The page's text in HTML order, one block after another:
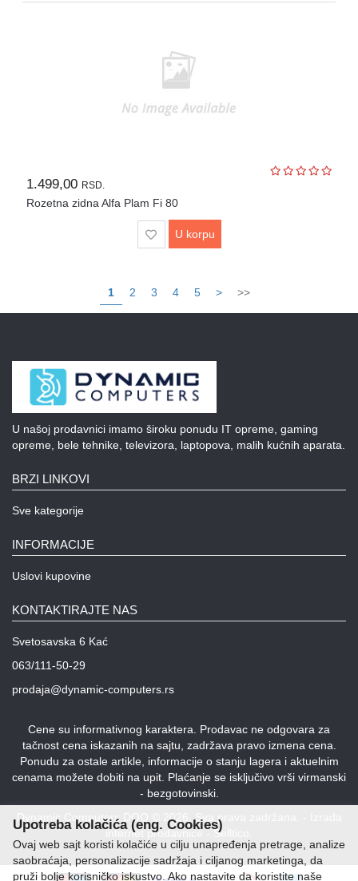
1.499,00 RSD.
Rozetna zidna Alfa Plam Fi 80
U korpu
1 2 3 4 5 > >>
U našoj prodavnici imamo široku ponudu IT opreme, gaming
opreme, bele tehnike, televizora, laptopova, malih kućnih aparata.
BRZI LINKOVI
Sve kategorije
INFORMACIJE
Uslovi kupovine
KONTAKTIRAJTE NAS
Svetosavska 6 Kać
063/111-50-29
prodaja@dynamic-computers.rs
Cene su informativnog karaktera. Prodavac ne odgovara za
tačnost cena iskazanih na sajtu, zadržava pravo izmena cena.
Ponudu za ostale artikle, informacije o stanju lagera i aktuelnim
cenama možete dobiti na upit. Plaćanje se isključivo vrši virmanski
- bezgotovinski.
Dynamic Computers DOO © 2026. Sva prava zadržana. -
internet prodavnice-Selltico.
Upotreba kolačića (eng. Cookies)
Ovaj web sajt koristi kolačiće u cilju unapređenja pretrage, analize
saobraćaja, personalizacije sadržaja i ciljanog marketinga, da
pruži bolje korisničko iskustvo. Ako nastavite da koristite naše